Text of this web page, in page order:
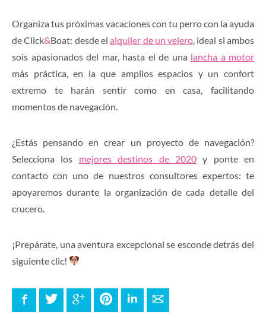
Organiza tus próximas vacaciones con tu perro con la ayuda
de Click&Boat: desde elalquiler de un velero , ideal si ambos
sois apasionados del mar, hasta el de una lancha a motor
más práctica, en la que amplios espacios y un confort
extremo te harán sentir como en casa, facilitando
momentos de navegación.
¿Estás pensando en crear un proyecto de navegación?
Selecciona los mejores destinos de 2020y ponte en
contacto con uno de nuestros consultores expertos: te
apoyaremos durante la organización de cada detalle del
crucero.
¡Prepárate, una aventura excepcional se esconde detrás del
siguiente clic!
FacebookTwitter Google+ PinterestLinkedInE-mail